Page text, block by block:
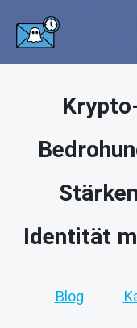
Identität
Blog